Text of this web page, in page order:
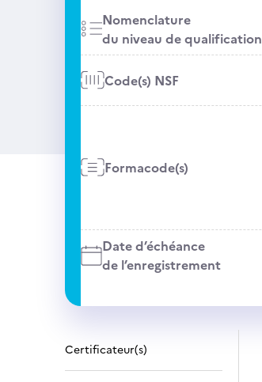
Nomenclature
du niveau de qualification
Code(s) NSF
Formacode(s)
Date d’échéance
de l’enregistrement
Certificateur(s)